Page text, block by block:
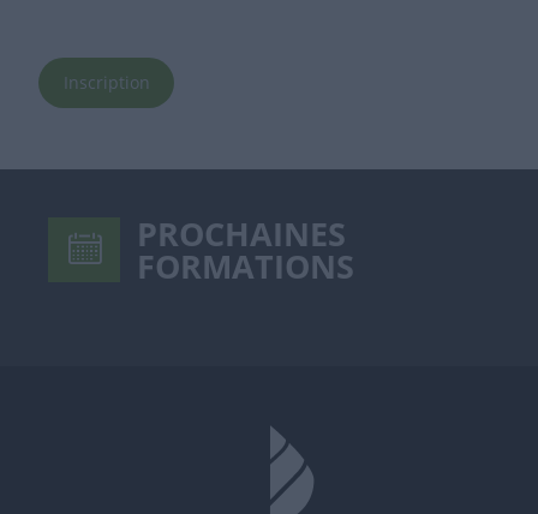
Inscription
PROCHAINES
FORMATIONS